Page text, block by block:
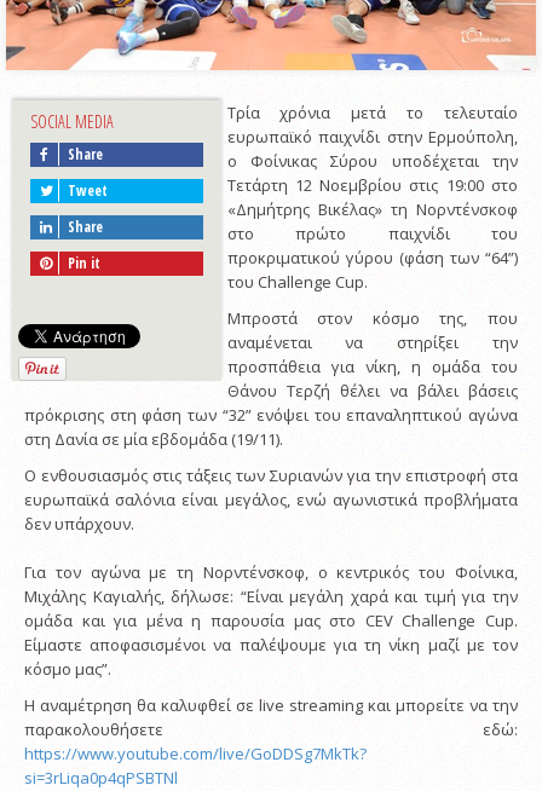
SOCIAL MEDIA
Share
Tweet
Share
Pin it
Τρία χρόνια μετά το τελευταίο
ευρωπαϊκό παιχνίδι στην Ερμούπολη,
ο Φοίνικας Σύρου υποδέχεται την
Τετάρτη 12 Νοεμβρίου στις 19:00 στο
«Δημήτρης Βικέλας» τη Νορντένσκοφ
στο πρώτο παιχνίδι του
προκριματικού γύρου (φάση των “64”)
του Challenge Cup.
Μπροστά στον κόσμο της, που
αναμένεται να στηρίξει την
προσπάθεια για νίκη, η ομάδα του
Θάνου Τερζή θέλει να βάλει βάσεις
πρόκρισης στη φάση των “32” ενόψει του επαναληπτικού αγώνα
στη Δανία σε μία εβδομάδα (19/11).
Ο ενθουσιασμός στις τάξεις των Συριανών για την επιστροφή στα
ευρωπαϊκά σαλόνια είναι μεγάλος, ενώ αγωνιστικά προβλήματα
δεν υπάρχουν.
Για τον αγώνα με τη Νορντένσκοφ, ο κεντρικός του Φοίνικα,
Μιχάλης Καγιαλής, δήλωσε: “Είναι μεγάλη χαρά και τιμή για την
ομάδα και για μένα η παρουσία μας στο CEV Challenge Cup.
Είμαστε αποφασισμένοι να παλέψουμε για τη νίκη μαζί με τον
κόσμο μας”.
Η αναμέτρηση θα καλυφθεί σε live streaming και μπορείτε να την
παρακολουθήσετε εδώ:
https://www.youtube.com/live/GoDDSg7MkTk?
si=3rLiqa0p4qPSBTNl